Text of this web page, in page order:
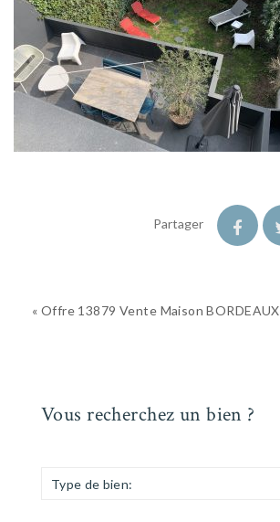
Partager
« Offre 13879 Vente Maison BORDEAUX
Vous recherchez un bien ?
Type de bien: